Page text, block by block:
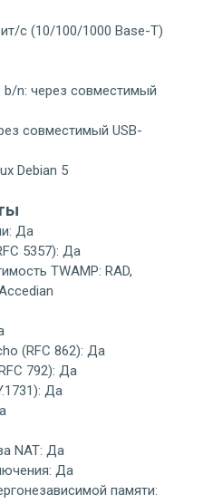
с (10/100/1000 Base-T)
b/n: через совместимый
совместимый USB-
Debian 5
Да
5357): Да
TWAMP: RAD,
(RFC 862): Да
792): Да
Да
NAT: Да
Да
памяти: